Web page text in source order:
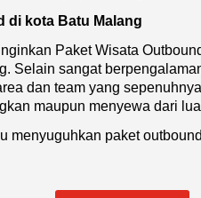
di kota Batu Malang
Paket Wisata
Selain sangat
dan team yang
maupun menyewa dari
menyuguhkan paket